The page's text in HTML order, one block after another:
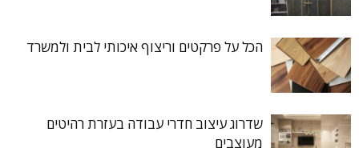
הכל על פרקטים וריצוף איכותי לבית ולמשרד
שדרוג עיצוב חדרי עבודה בעזרת רהיטים
מעוצבים